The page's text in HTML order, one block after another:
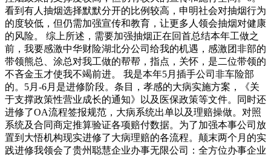
看到有人抽烟选择默默分开的比例较高，申明社会对抽烟行为
的度较低，但仍需加强宣传和教育，让更多人领会抽烟对健康
的风险。 综上所述，需要加强抽烟正在回首总结本年工做之
前，我要感激中华财险湖北分公司给我的机遇，感激团非部的
带领熊总、涂总对我工做的帮帮，指点，关怀，是二位带领的
不吝金玉才使我不竭前进。 我是本年5月插手公司非车险部
的。5月-6月是进修阶段。条目，孝感的大病实施方案，《关
于支撑政策性营业成长的通知》以及医保政策等文件。同时还
进修了OA流程签报规范，大病系统出单以及理赔操做。对照
系统及合同商定推算验证各项赔付数据。为了加强本事公司放
置到大悟机构现实进修了大病理赔的各流程。颠末两个月的实
践进修我领会了贵州聪慧企业办事无限公司：全方位办事企业